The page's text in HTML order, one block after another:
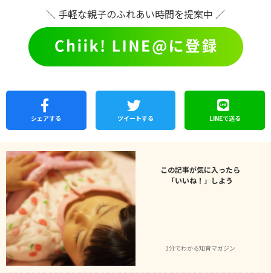
＼ 手軽な親子のふれあい時間を提案中 ／
シェアする ツイートする LINEで送る
この記事が気に入ったら
「いいね！」しよう
3分でわかる知育マガジン